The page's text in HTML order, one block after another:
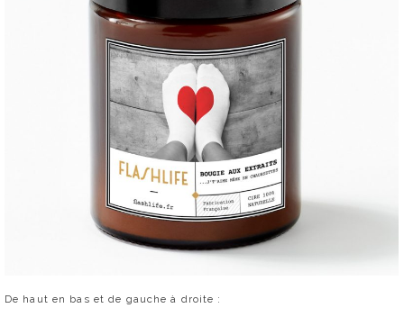
De haut en bas et de gauche à droite :